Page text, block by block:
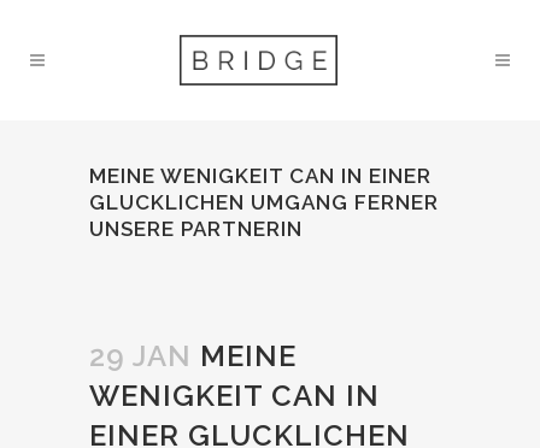
MEINE WENIGKEIT CAN IN EINER
GLUCKLICHEN UMGANG FERNER
UNSERE PARTNERIN
29 JAN MEINE
WENIGKEIT CAN IN
EINER GLUCKLICHEN